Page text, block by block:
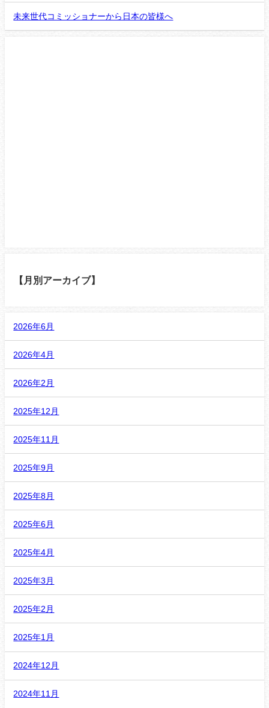
未来世代コミッショナーから日本の皆様へ
【月別アーカイブ】
2026年6月
2026年4月
2026年2月
2025年12月
2025年11月
2025年9月
2025年8月
2025年6月
2025年4月
2025年3月
2025年2月
2025年1月
2024年12月
2024年11月